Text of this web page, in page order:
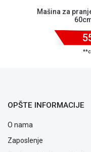
uslovi
i
Mašina za
OPŠTE INFORMACIJE
O nama
Zaposlenje